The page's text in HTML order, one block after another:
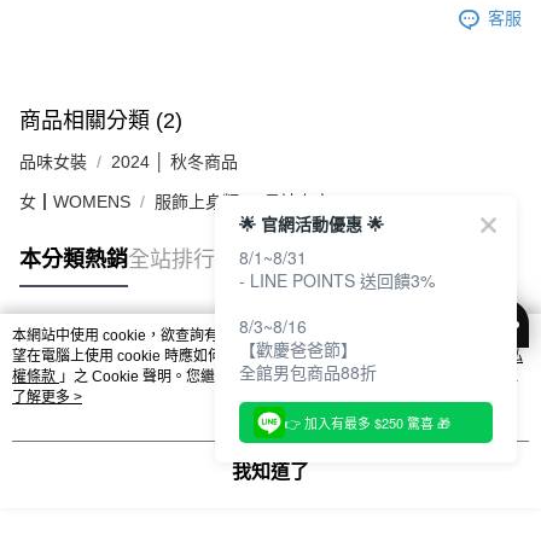
客服
商品相關分類 (2)
品味女裝 2024 │ 秋冬商品
女┃WOMENS 服飾上身類 長袖上衣
本分類熱銷全站排行
熱門標籤
本網站中使用 cookie，欲查詢有關本網站使用 cookie 方式之詳情，及若您不希
望在電腦上使用 cookie 時應如何變更電腦的 cookie 設定，請參閱本網站「
隱私
權條款 」之 Cookie 聲明。您繼續使用本網站即表示您同意本公司得按本網站使
用條款之 Cookie 聲明使用 cookie。
了解更多 >
我知道了
🌟 官網活動優惠 🌟
8/1~8/31
- LINE POINTS 送回饋3%
8/3~8/16
【歡慶爸爸節】
全館男包商品88折
👉 加入有最多 $250 驚喜 🎁